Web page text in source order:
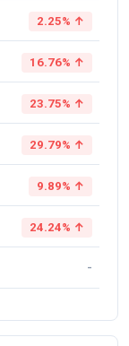
2.25% ↑
16.76% ↑
23.75% ↑
29.79% ↑
9.89% ↑
24.24% ↑
-